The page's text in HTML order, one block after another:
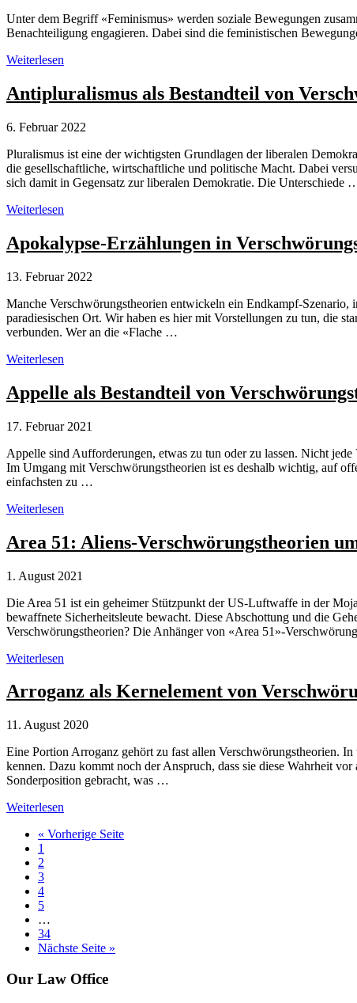
Unter dem Begriff «Feminismus» werden soziale Bewegungen
Benachteiligung engagieren. Dabei sind die feministischen
Antifeminismus
Verschwörungstheorie
und
Weiterlesen
Antipluralismus als Bestandteil von
6. Februar 2022
Pluralismus ist eine der wichtigsten Grundlagen der liberalen
die gesellschaftliche, wirtschaftliche und politische Macht. Dabei
sich damit in Gegensatz zur liberalen Demokratie. Die Unterschiede
Antipluralismus
Bestandteil
von
Weiterlesen
Apokalypse-Erzählungen in
13. Februar 2022
Manche Verschwörungstheorien entwickeln ein Endkampf-
paradiesischen Ort. Wir haben es hier mit Vorstellungen zu tun, die
verbunden. Wer an die «Flache …
Apokalypse-
in
Verschwörungstheorien
Weiterlesen
Appelle als Bestandteil von
17. Februar 2021
Appelle sind Aufforderungen, etwas zu tun oder zu lassen. Nicht
Im Umgang mit Verschwörungstheorien ist es deshalb wichtig, auf
einfachsten zu …
Appelle
Bestandteil
von
Weiterlesen
Area 51: Aliens-Verschwörungstheorien
1. August 2021
Die Area 51 ist ein geheimer Stützpunkt der US-Luftwaffe in der
bewaffnete Sicherheitsleute bewacht. Diese Abschottung und die
Verschwörungstheorien? Die Anhänger von «Area 51»-
Area
Aliens-
Verschwörungstheorien
geheime
Weiterlesen
Arroganz als Kernelement von
11. August 2020
Eine Portion Arroganz gehört zu fast allen Verschwörungstheorien.
kennen. Dazu kommt noch der Anspruch, dass sie diese Wahrheit
Sonderposition gebracht, was …
Arroganz
Kernelement
Verschwörungstheorien
Weiterlesen
« Vorherige Seiteaufrufen
Seite
1
Seite
2
Seite
3
Seite
4
Seite
5
Zwischenseiten
…
Seite
34
Nächste Seite aufrufen
»
Site
Our Law Office